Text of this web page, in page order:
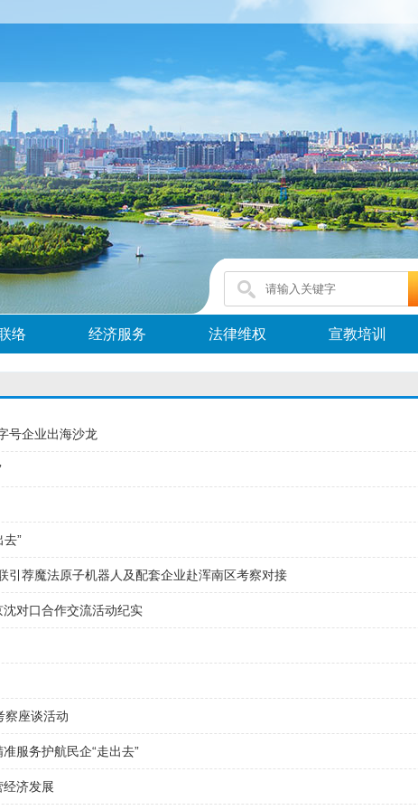
络 经济服务 法律维权 宣教培训
号企业出海沙龙
去”
荐魔法原子机器人及配套企业赴浑南区考察对接
对口合作交流活动纪实
察座谈活动
服务护航民企“走出去”
济发展